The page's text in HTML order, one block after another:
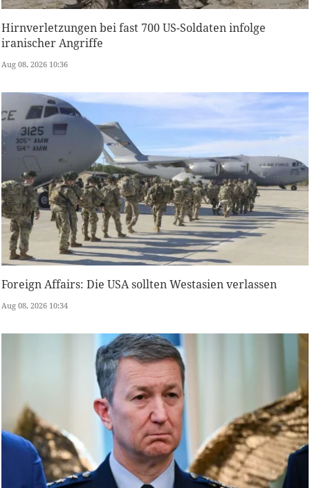
Hirnverletzungen bei fast 700 US-Soldaten infolge
iranischer Angriffe
Aug 08, 2026 10:36
Foreign Affairs: Die USA sollten Westasien verlassen
Aug 08, 2026 10:34